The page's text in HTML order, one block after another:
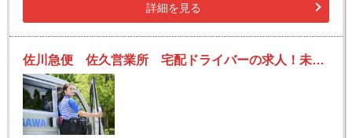
詳細を見る
佐川急便 佐久営業所 宅配ドライバーの求人！未経験歓迎！先輩たちがサポートします♪